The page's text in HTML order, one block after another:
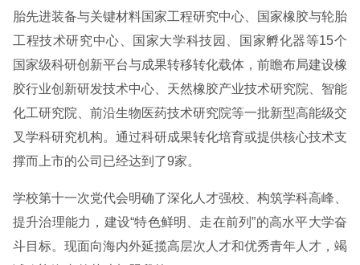
胎先进装备与关键材料国家工程研究中心、国家橡胶与轮胎
工程技术研究中心、国家大学科技园、国家孵化器等15个
国家级科研创新平台与成果转移转化载体，前瞻布局建设橡
胶行业创新研发技术中心、天然橡胶产业技术研究院、智能
化工研究院、前沿生物医药技术研究院等一批新型高能级交
叉学科研究机构。通过科研成果转化培育或提供核心技术支
撑而上市的公司已经达到了9家。
学校第十一次党代会明确了深化人才强校、构筑学科高峰、
提升治理能力，建设“特色鲜明、走在前列”的高水平大学奋
斗目标。现面向海内外延揽高层次人才和优秀青年人才，竭